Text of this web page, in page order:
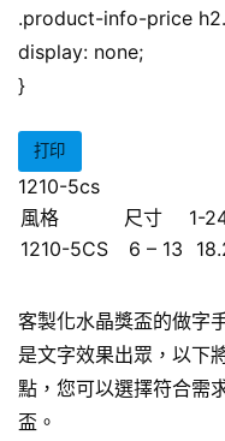
.product-info-price
display: none;
}
打印
1210-5cs
風格
尺寸 1-
1210-5CS
6 – 13
客製化水晶獎盃的做字
是文字效果出眾，以下
點，您可以選擇符合需
盃。